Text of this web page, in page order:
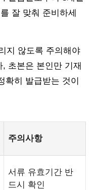
잘 맞춰 준비하세
지 않도록 주의해야
초본은 본인만 기재
확히 발급받는 것이
주의사항
서류 유효기간 반
드시 확인